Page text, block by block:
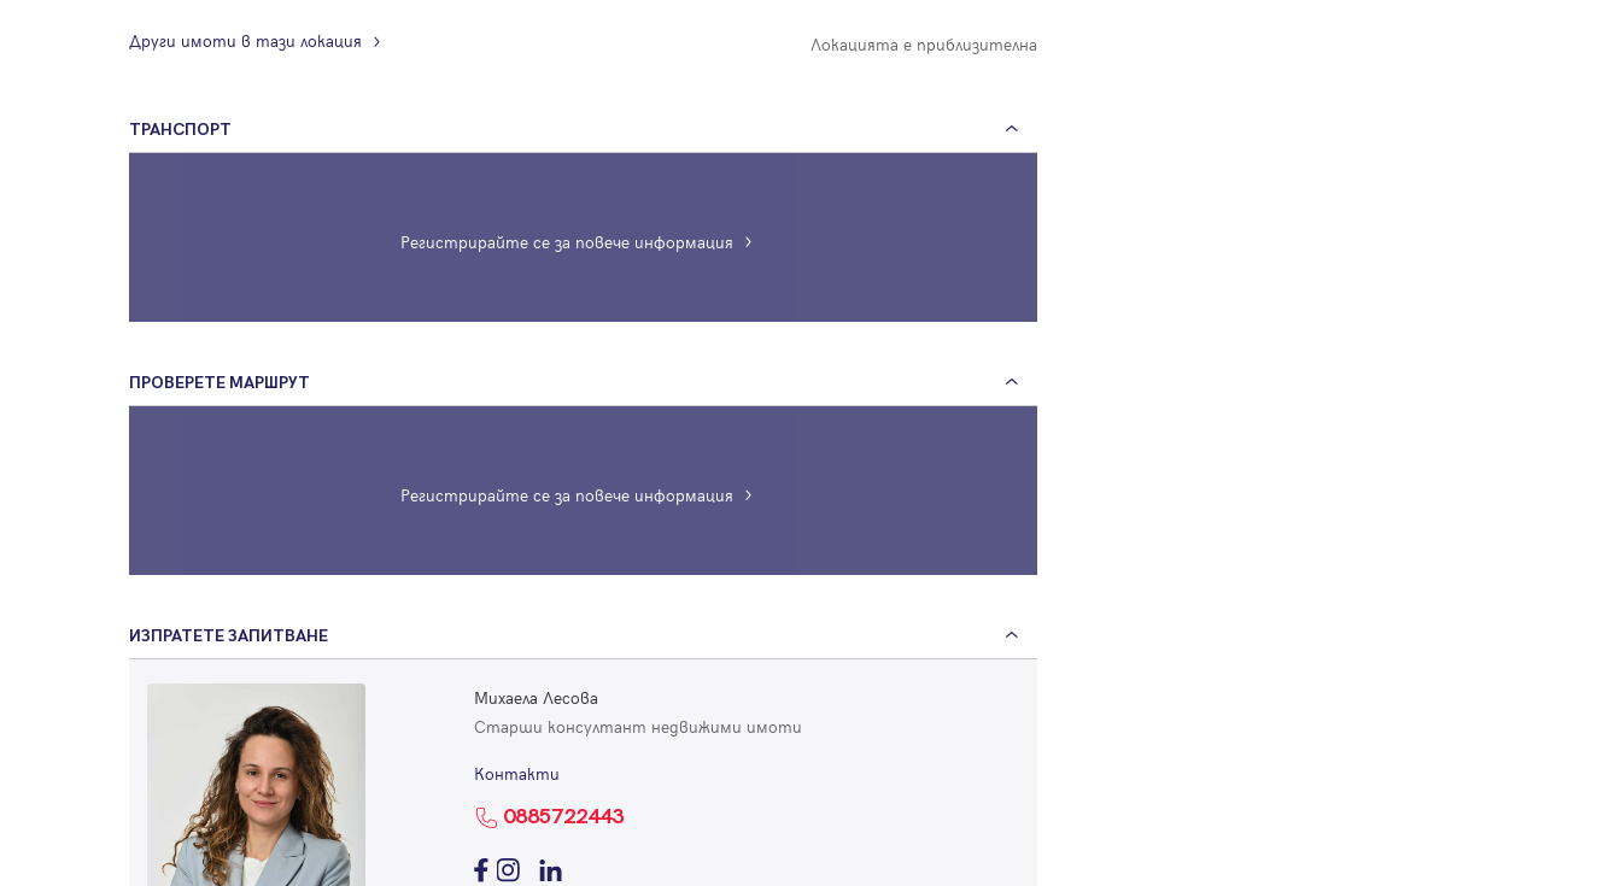
Локацията е приблизителна
Други имоти в тази локация
ТРАНСПОРТ
Регистрирайте се за повече информация
ПРОВЕРЕТЕ МАРШРУТ
Регистрирайте се за повече информация
ИЗПРАТЕТЕ ЗАПИТВАНЕ
Михаела Лесова
Старши консултант недвижими имоти
Контакти
0885722443
Успех!
Благодарим ви! Проверете имейл адрес си, за да активирате
регистрацията.
Успех!
Вход
по-подробна информация.